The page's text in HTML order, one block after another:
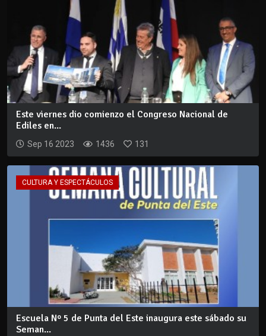
Este viernes dio comienzo el Congreso Nacional de
Ediles en...
Sep 16 2023 1436 131
CULTURA Y ESPECTÁCULOS
Escuela Nº 5 de Punta del Este inaugura este sábado su
Seman...